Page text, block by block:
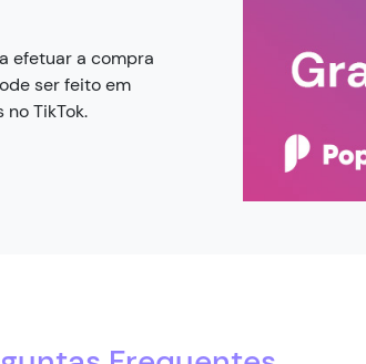
efetuar a compra
ser feito em
TikTok.